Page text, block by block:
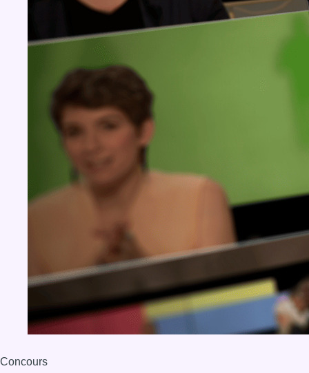
Concours